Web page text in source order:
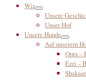
Wir
Unsere
Unser Hof
Unsere Hunde
Auf unserem
Opra –
Ezri –